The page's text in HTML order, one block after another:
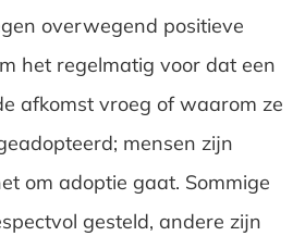
overwegend positieve
het regelmatig voor dat een
afkomst vroeg of waarom ze
mensen zijn
om adoptie gaat. Sommige
gesteld, andere zijn